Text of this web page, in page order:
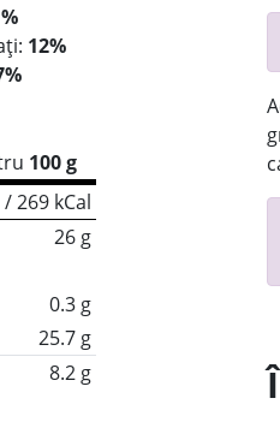
12%
100 g
269 kCal
26 g
0.3 g
25.7 g
8.2 g